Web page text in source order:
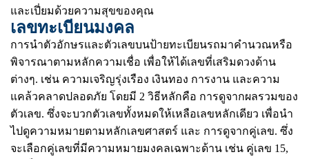
และเปี่ยมด้วยความสุขของคุณ
เลขทะเบียนมงคล
การนำตัวอักษรและตัวเลขบนป้ายทะเบียนรถมาคำนวณหรือ
พิจารณาตามหลักความเชื่อ เพื่อให้ได้เลขที่เสริมดวงด้าน
ต่างๆ. เช่น ความเจริญรุ่งเรือง เงินทอง การงาน และความ
แคล้วคลาดปลอดภัย โดยมี 2 วิธีหลักคือ การดูจากผลรวมของ
ตัวเลข. ซึ่งจะบวกตัวเลขทั้งหมดให้เหลือเลขหลักเดียว เพื่อนำ
ไปดูความหมายตามหลักเลขศาสตร์ และ การดูจากคู่เลข. ซึ่ง
จะเลือกคู่เลขที่มีความหมายมงคลเฉพาะด้าน เช่น คู่เลข 15,